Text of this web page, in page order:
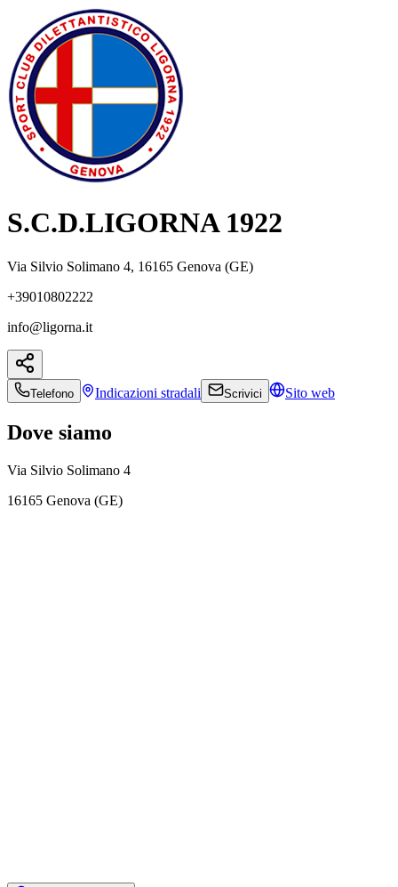
S.C.D.LIGORNA 1922
Via Silvio Solimano 4, 16165 Genova (GE)
+39010802222
info@ligorna.it
Telefono Indicazioni stradali Scrivici Sito web
Dove siamo
Via Silvio Solimano 4
16165 Genova (GE)